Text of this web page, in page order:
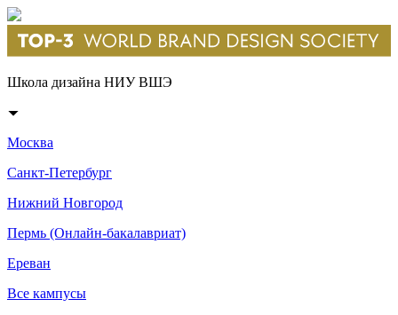
Школа дизайна НИУ ВШЭ
Москва
Санкт-Петербург
Нижний Новгород
Пермь (Онлайн-бакалавриат)
Ереван
Все кампусы